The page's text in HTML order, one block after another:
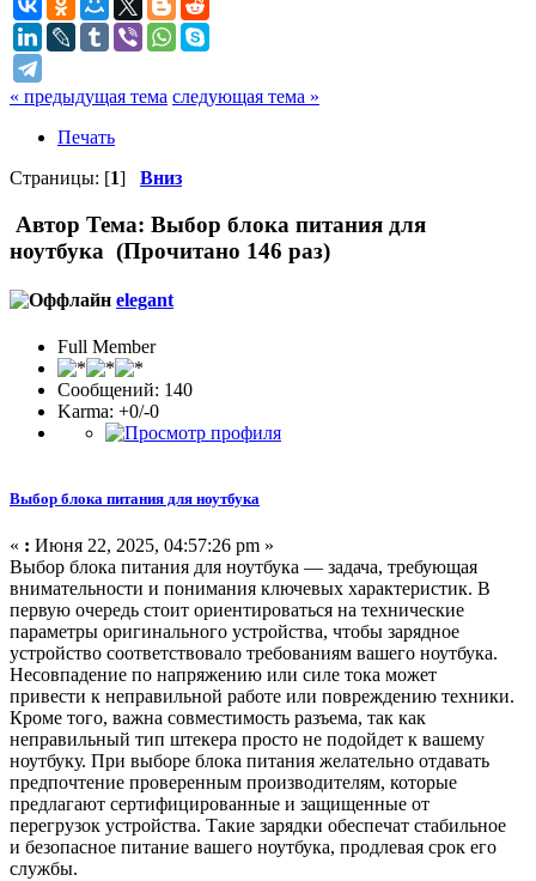
« предыдущая тема следующая тема »
Печать
Страницы: [1] Вниз
Автор Тема: Выбор блока питания для
ноутбука (Прочитано 146 раз)
elegant
Full Member
Сообщений: 140
Karma: +0/-0
Выбор блока питания для ноутбука
« : Июня 22, 2025, 04:57:26 pm »
Выбор блока питания для ноутбука — задача, требующая
внимательности и понимания ключевых характеристик. В
первую очередь стоит ориентироваться на технические
параметры оригинального устройства, чтобы зарядное
устройство соответствовало требованиям вашего ноутбука.
Несовпадение по напряжению или силе тока может
привести к неправильной работе или повреждению техники.
Кроме того, важна совместимость разъема, так как
неправильный тип штекера просто не подойдет к вашему
ноутбуку. При выборе блока питания желательно отдавать
предпочтение проверенным производителям, которые
предлагают сертифицированные и защищенные от
перегрузок устройства. Такие зарядки обеспечат стабильное
и безопасное питание вашего ноутбука, продлевая срок его
службы.